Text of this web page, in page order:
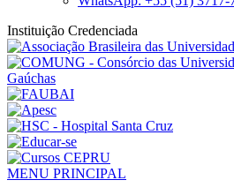
Instituição Credenciada
MENU PRINCIPAL